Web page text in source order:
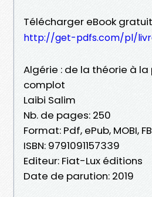
Télécharger eBook
http://get-pdfs.com/pl/
Algérie : de la théorie à
complot
Laibi Salim
Nb. de pages: 250
Format: Pdf, ePub, MOBI,
ISBN: 9791091157339
Editeur: Fiat-Lux éditions
Date de parution: 2019